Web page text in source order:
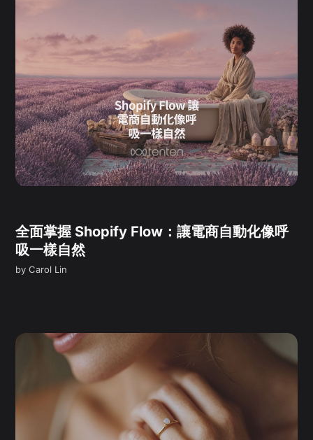
全面掌握 Shopify Flow：讓電商自動化像呼
吸一樣自然
byCarol Lin